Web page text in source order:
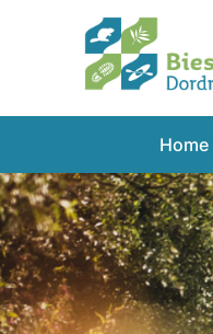
Home